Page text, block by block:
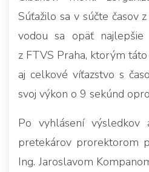
Súťažilo sa v súčte časov
vodou sa opäť najlepšie
z FTVS Praha, ktorým
aj celkové víťazstvo s
svoj výkon o 9 sekúnd
Po vyhlásení výsledkov
pretekárov prorektorom
Ing. Jaroslavom